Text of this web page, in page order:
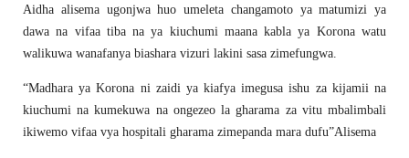
Aidha alisema ugonjwa huo umeleta changamoto ya matumizi ya
dawa na vifaa tiba na ya kiuchumi maana kabla ya Korona watu
walikuwa wanafanya biashara vizuri lakini sasa zimefungwa.
“Madhara ya Korona ni zaidi ya kiafya imegusa ishu za kijamii na
kiuchumi na kumekuwa na ongezeo la gharama za vitu mbalimbali
ikiwemo vifaa vya hospitali gharama zimepanda mara dufu”Alisema